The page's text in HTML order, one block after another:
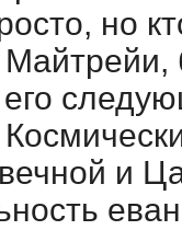
но
и